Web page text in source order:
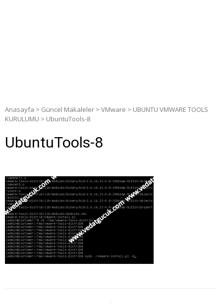
Anasayfa > Güncel Makaleler > VMware > UBUNTU VMWARE TOOLS
KURULUMU > UbuntuTools-8
UbuntuTools-8